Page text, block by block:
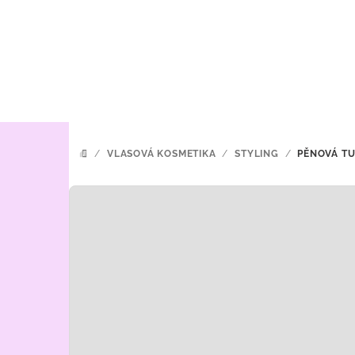
DOMŮ
/ VLASOVÁ KOSMETIKA / STYLING / PĚNOVÁ
P